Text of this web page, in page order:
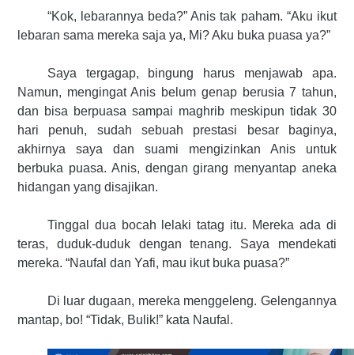
“Kok, lebarannya beda?” Anis tak paham. “Aku ikut
lebaran sama mereka saja ya, Mi? Aku buka puasa ya?”
Saya tergagap, bingung harus menjawab apa.
Namun, mengingat Anis belum genap berusia 7 tahun,
dan bisa berpuasa sampai maghrib meskipun tidak 30
hari penuh, sudah sebuah prestasi besar baginya,
akhirnya saya dan suami mengizinkan Anis untuk
berbuka puasa. Anis, dengan girang menyantap aneka
hidangan yang disajikan.
Tinggal dua bocah lelaki tatag itu. Mereka ada di
teras, duduk-duduk dengan tenang. Saya mendekati
mereka. “Naufal dan Yafi, mau ikut buka puasa?”
Di luar dugaan, mereka menggeleng. Gelengannya
mantap, bo! “Tidak, Bulik!” kata Naufal.